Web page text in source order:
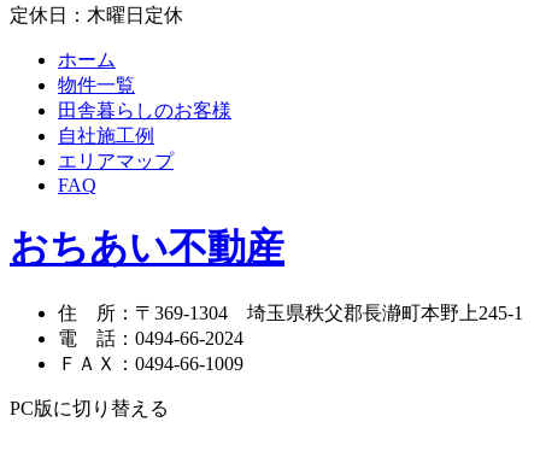
定休日：木曜日定休
ホーム
物件一覧
田舎暮らしのお客様
自社施工例
エリアマップ
FAQ
おちあい不動産
住 所 ： 〒369-1304 埼玉県秩父郡長瀞町本野上245-1
電 話 ： 0494-66-2024
ＦＡＸ
： 0494-66-1009
PC版に切り替える